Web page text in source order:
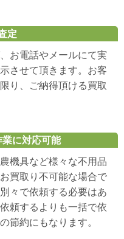
定
お電話やメールにて実
させて頂きます。お客
り、ご納得頂ける買取
に対応可能
機具など様々な不用品
買取り不可能な場合で
々で依頼する必要はあ
頼するよりも一括で依
節約にもなります。